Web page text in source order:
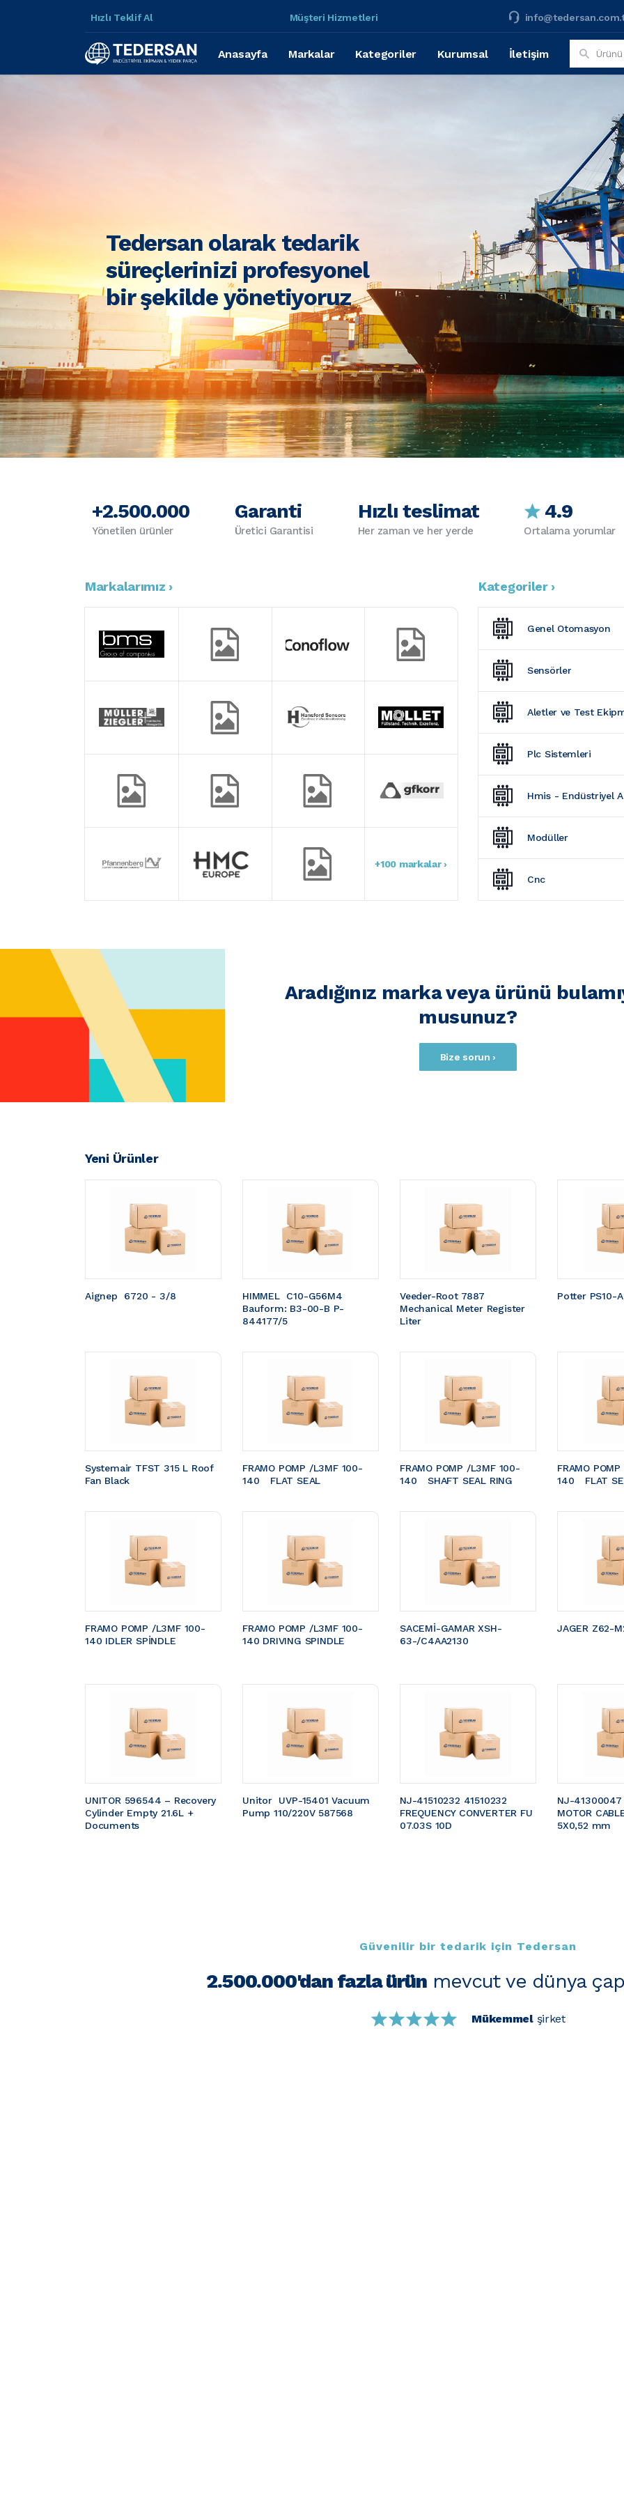
Hızlı Teklif Al Müşteri Hizmetleri
Anasayfa Markalar Kategoriler Kurumsal İletişim
Tedersan olarak tedarik
süreçlerinizi profesyonel
bir şekilde yönetiyoruz
+2.500.000
Yönetilen ürünler
Garanti
Üretici Garantisi
Hızlı teslimat
Her zaman ve her yerde
4.9
Ortalama yorumlar
Markalarımız ›
+100 markalar ›
Kategoriler ›
Genel Otomasyon
Sensörler
Aletler ve Test
Plc Sistemleri
Hmis - Endüstriyel
Modüller
Cnc
Aradığınız marka veya ürünü
musunuz?
Bize sorun ›
Yeni Ürünler
Aignep  6720 - 3/8
HIMMEL  C10-G56M4
Bauform: B3-00-B P-
844177/5
Veeder-Root 7887
Mechanical Meter Register
Liter
Potter PS10-A
Systemair TFST 315 L Roof
Fan Black
FRAMO POMP /L3MF 100-
140	FLAT SEAL
FRAMO POMP /L3MF 100-
140	SHAFT SEAL RING
FRAMO
140	FLAT
FRAMO POMP /L3MF 100-
140 IDLER SPİNDLE
FRAMO POMP /L3MF 100-
140 DRIVING SPINDLE
SACEMİ-GAMAR XSH-
63-/C4AA2130
JAGER Z62-
UNITOR 596544 – Recovery
Cylinder Empty 21.6L +
Documents
Unitor  UVP-15401 Vacuum
Pump 110/220V 587568
NJ-41510232 41510232
FREQUENCY CONVERTER FU
07.03S 10D
NJ-
MOTOR
5X0,52 mm
Güvenilir bir tedarik için Tedersan
2.500.000'dan fazla ürünmevcut ve dünya
Mükemmelşirket